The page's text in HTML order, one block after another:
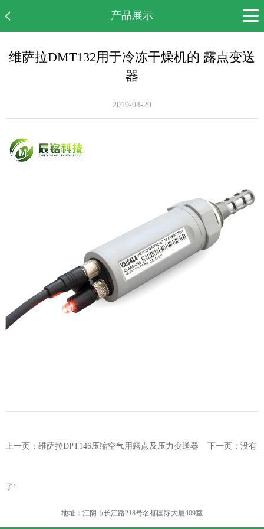
产品展示
维萨拉DMT132用于冷冻干燥机的 露点变送
器
2019-04-29
上一页： 维萨拉DPT146压缩空气用露点及压力变送器 下一页：没有
了!
地址：江阴市长江路218号名都国际大厦409室
公司简介
新闻中心
联系我们